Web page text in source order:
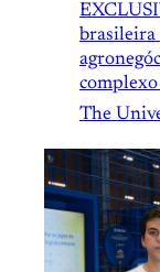
brasileira
The